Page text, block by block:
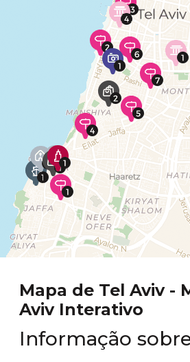
Mapa de Tel Aviv -
Aviv Interativo
Informação